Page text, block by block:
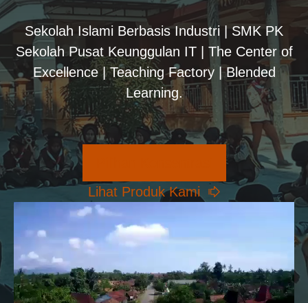
Sekolah Islami Berbasis Industri | SMK PK
Sekolah Pusat Keunggulan IT | The Center of
Excellence | Teaching Factory | Blended
Learning.
Lihat Produk Kami